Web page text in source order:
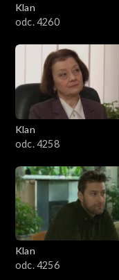
Klan
odc. 4260
Klan
odc. 4258
Klan
odc. 4256